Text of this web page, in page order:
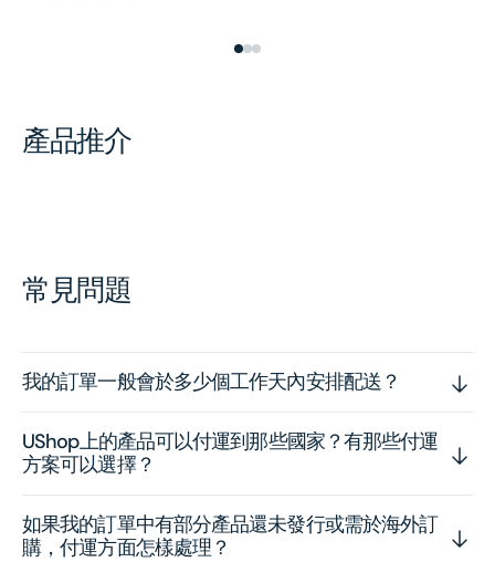
產品推介
常見問題
我的訂單一般會於多少個工作天內安排配送？
UShop上的產品可以付運到那些國家？有那些付運
方案可以選擇？
如果我的訂單中有部分產品還未發行或需於海外訂
購，付運方面怎樣處理？